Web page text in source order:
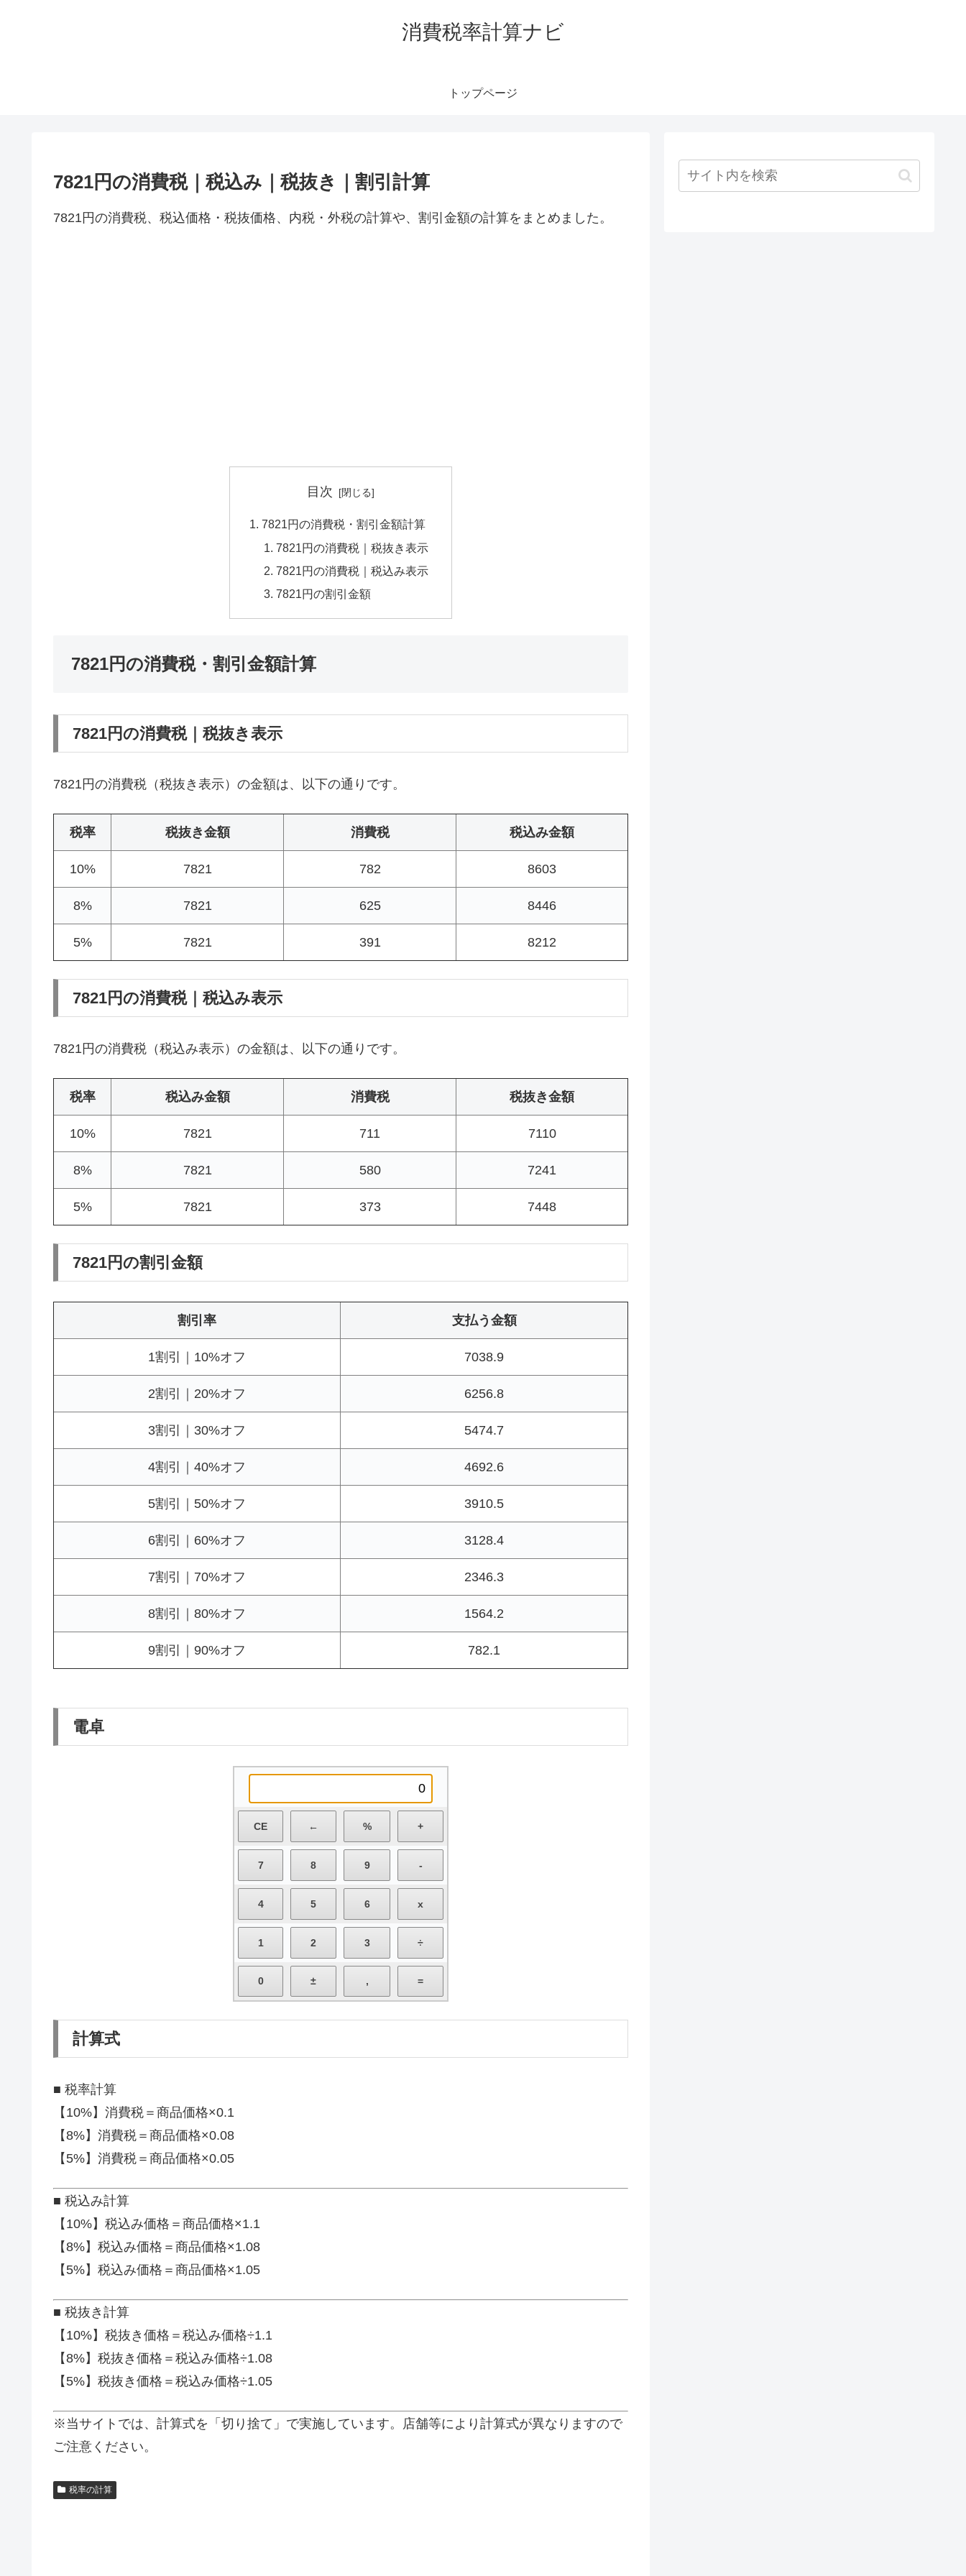
消費税率計算ナビ
トップページ
7821円の消費税｜税込み｜税抜き｜割引計算
7821円の消費税、税込価格・税抜価格、内税・外税の計算や、割引金額の計算をまとめました。
目次
7821円の消費税・割引金額計算
7821円の消費税｜税抜き表示
7821円の消費税｜税込み表示
7821円の割引金額
7821円の消費税・割引金額計算
7821円の消費税｜税抜き表示
7821円の消費税（税抜き表示）の金額は、以下の通りです。
税率 税抜き金額 消費税 税込み金額
10% 7821 782 8603
8% 7821 625 8446
5% 7821 391 8212
7821円の消費税｜税込み表示
7821円の消費税（税込み表示）の金額は、以下の通りです。
税率 税込み金額 消費税 税抜き金額
10% 7821 711 7110
8% 7821 580 7241
5% 7821 373 7448
7821円の割引金額
割引率 支払う金額
1割引｜10%オフ 7038.9
2割引｜20%オフ 6256.8
3割引｜30%オフ 5474.7
4割引｜40%オフ 4692.6
5割引｜50%オフ 3910.5
6割引｜60%オフ 3128.4
7割引｜70%オフ 2346.3
8割引｜80%オフ 1564.2
9割引｜90%オフ 782.1
電卓
計算式
■ 税率計算
【10%】消費税＝商品価格×0.1
【8%】消費税＝商品価格×0.08
【5%】消費税＝商品価格×0.05
■ 税込み計算
【10%】税込み価格＝商品価格×1.1
【8%】税込み価格＝商品価格×1.08
【5%】税込み価格＝商品価格×1.05
■ 税抜き計算
【10%】税抜き価格＝税込み価格÷1.1
【8%】税抜き価格＝税込み価格÷1.08
【5%】税抜き価格＝税込み価格÷1.05
※当サイトでは、計算式を「切り捨て」で実施しています。店舗等により計算式が異なりますので
ご注意ください。
税率の計算